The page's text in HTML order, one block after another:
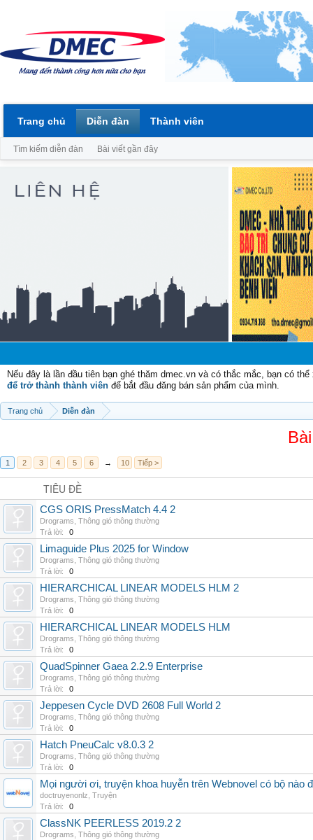
Nếu đây là lần đầu tiên bạn ghé thăm dmec.vn và có thắc mắc, bạn có
để trở thành thành viên để bắt đầu đăng bán sản phẩm của mình.
Trang chủ Diễn đàn
1 2 3 4 5 6 → 10 Tiếp >
TIÊU ĐỀ
CGS ORIS PressMatch 4.4 2
Drograms Thông gió thông thường
Trả lời:
0
Limaguide Plus 2025 for Window
Drograms Thông gió thông thường
Trả lời:
0
HIERARCHICAL LINEAR MODELS HLM 2
Drograms Thông gió thông thường
Trả lời:
0
HIERARCHICAL LINEAR MODELS HLM
Drograms Thông gió thông thường
Trả lời:
0
QuadSpinner Gaea 2.2.9 Enterprise
Drograms Thông gió thông thường
Trả lời:
0
Jeppesen Cycle DVD 2608 Full World 2
Drograms Thông gió thông thường
Trả lời:
0
Hatch PneuCalc v8.0.3 2
Drograms Thông gió thông thường
Trả lời:
0
Mọi người ơi, truyện khoa huyễn trên Webnovel có bộ nào
doctruyenonlz Truyện
Trả lời:
0
ClassNK PEERLESS 2019.2 2
Drograms Thông gió thông thường
Trang chủ Diễn đàn
Tìm kiếm diễn đàn Bài viết gần đây
Thành viên